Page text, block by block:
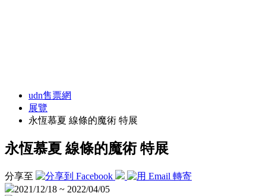
udn售票網
展覽
永恆慕夏 線條的魔術 特展
永恆慕夏 線條的魔術 特展
分享至
2021/12/18 ~ 2022/04/05